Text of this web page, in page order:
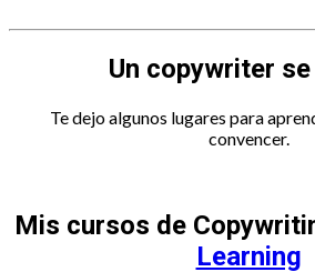
Un copywriter se
Te dejo algunos lugares para
convencer.
Mis cursos de
Learning